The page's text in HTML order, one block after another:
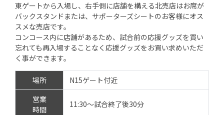
東ゲートから入場し、右手側に店舗を構える北売店はお席が
バックスタンドまたは、サポーターズシートのお客様にオス
スメな売店です。
コンコース内に店舗があるため、試合前の応援グッズを買い
忘れても再入場することなく応援グッズをお買い求めいただ
く事ができます。
場所
N15ゲート付近
営業
時間
11:30～試合終了後30分